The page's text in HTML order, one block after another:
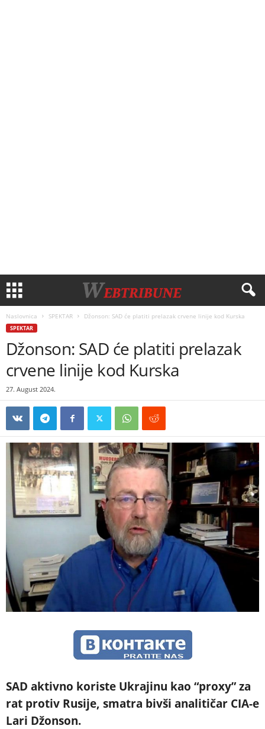
Naslovnica SPEKTAR Džonson: SAD će platiti prelazak crvene linije kod Kurska
SPEKTAR
Džonson: SAD će platiti prelazak
crvene linije kod Kurska
27. August 2024.
SAD aktivno koriste Ukrajinu kao “proxy” za
rat protiv Rusije, smatra bivši analitičar CIA-e
Lari Džonson.